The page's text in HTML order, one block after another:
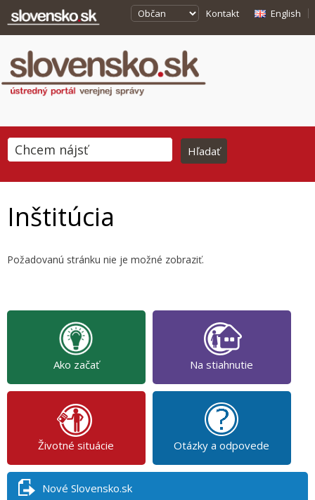
Kontakt English
Inštitúcia
Požadovanú stránku nie je možné zobraziť.
Ako začať Na stiahnutie
Životné situácie Otázky a odpovede
Nové Slovensko.sk